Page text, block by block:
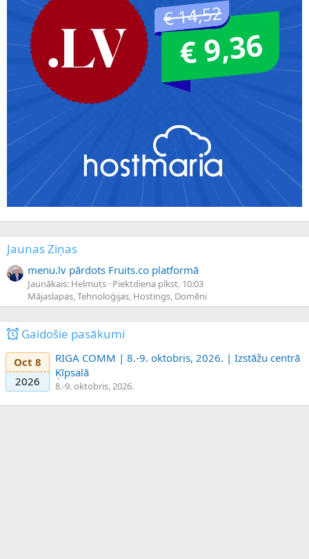
Jaunas Ziņas
menu.lv pārdots Fruits.co platformā
Jaunākais: Helmuts Piektdiena plkst. 10:03
Mājaslapas, Tehnoloģijas, Hostings, Domēni
Gaidošie pasākumi
Oct 8
2026
RIGA COMM | 8.-9. oktobris, 2026. | Izstāžu centrā
Ķīpsalā
8.-9. oktobris, 2026.